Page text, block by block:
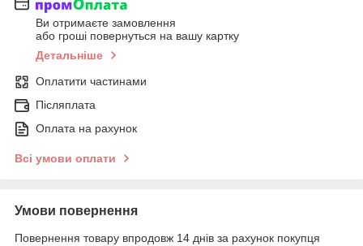
Ви отримаєте замовлення
або гроші повернуться на вашу картку
Детальніше
Оплатити частинами
Післяплата
Оплата на рахунок
Всі умови оплати
Умови повернення
Повернення товару впродовж 14 днів за рахунок покупця